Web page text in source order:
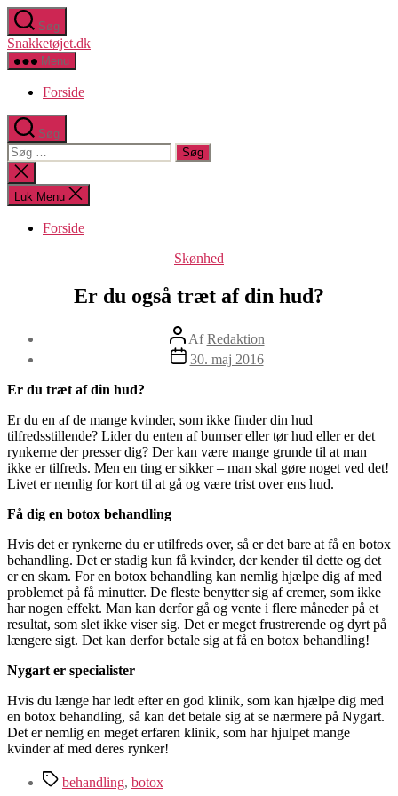
Spring
til
indholdet
Søg
Snakketøjet.dk
Menu
Forside
Søg
Søg
efter:
Luk
søgning
Luk Menu
Forside
Kategorier
Skønhed
Er du også træt af din hud?
Indlægsforfatter
AfRedaktion
Indlægsdato
30. maj 2016
Er du træt af din hud?
Er du en af de mange kvinder, som ikke finder din hud
tilfredsstillende? Lider du enten af bumser eller tør hud eller er det
rynkerne der presser dig? Der kan være mange grunde til at man
ikke er tilfreds. Men en ting er sikker – man skal gøre noget ved det!
Livet er nemlig for kort til at gå og være trist over ens hud.
Få dig en botox behandling
Hvis det er rynkerne du er utilfreds over, så er det bare at få en botox
behandling. Det er stadig kun få kvinder, der kender til dette og det
er en skam. For en botox behandling kan nemlig hjælpe dig af med
problemet på få minutter. De fleste benytter sig af cremer, som ikke
har nogen effekt. Man kan derfor gå og vente i flere måneder på et
resultat, som slet ikke viser sig. Det er meget frustrerende og dyrt på
længere sigt. Det kan derfor betale sig at få en botox behandling!
Nygart er specialister
Hvis du længe har ledt efter en god klinik, som kan hjælpe dig med
en botox behandling, så kan det betale sig at se nærmere på Nygart.
Det er nemlig en meget erfaren klinik, som har hjulpet mange
kvinder af med deres rynker!
Tagsbehandling, botox